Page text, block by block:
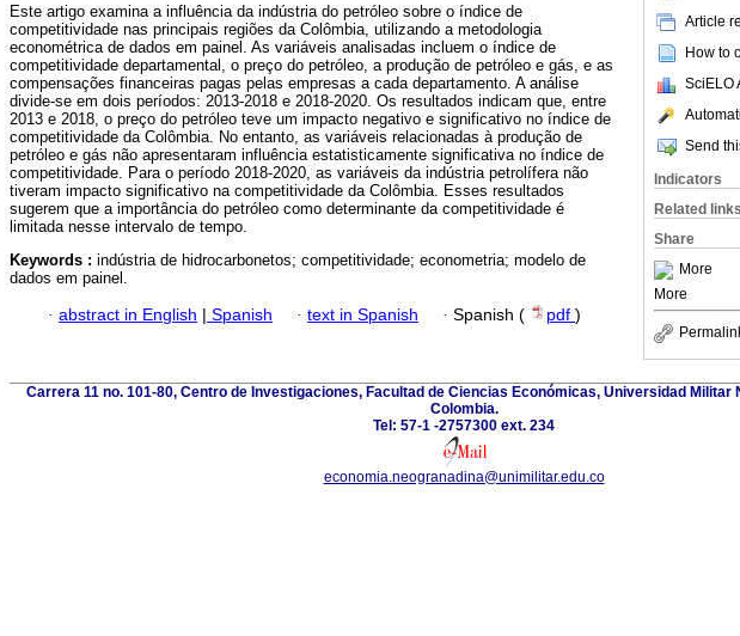
Article
How to
SciELO
Send
Indicators
Related links
Share
More
More
Este artigo examina a influência da indústria do petróleo sobre o índice de
competitividade nas principais regiões da Colômbia, utilizando a metodologia
econométrica de dados em painel. As variáveis analisadas incluem o índice de
competitividade departamental, o preço do petróleo, a produção de petróleo e gás, e as
compensações financeiras pagas pelas empresas a cada departamento. A análise
divide-se em dois períodos: 2013-2018 e 2018-2020. Os resultados indicam que, entre
2013 e 2018, o preço do petróleo teve um impacto negativo e significativo no índice de
competitividade da Colômbia. No entanto, as variáveis relacionadas à produção de
petróleo e gás não apresentaram influência estatisticamente significativa no índice de
competitividade. Para o período 2018-2020, as variáveis da indústria petrolífera não
tiveram impacto significativo na competitividade da Colômbia. Esses resultados
sugerem que a importância do petróleo como determinante da competitividade é
limitada nesse intervalo de tempo.
Keywords : indústria de hidrocarbonetos; competitividade; econometria; modelo de
dados em painel.
· abstract in English | Spanish · text in Spanish · Spanish ( pdf )
Carrera 11 no. 101-80, Centro de Investigaciones, Facultad de Ciencias Económicas, Universidad Militar
Colombia.
Tel: 57-1 -2757300 ext. 234
economia.neogranadina@unimilitar.edu.co